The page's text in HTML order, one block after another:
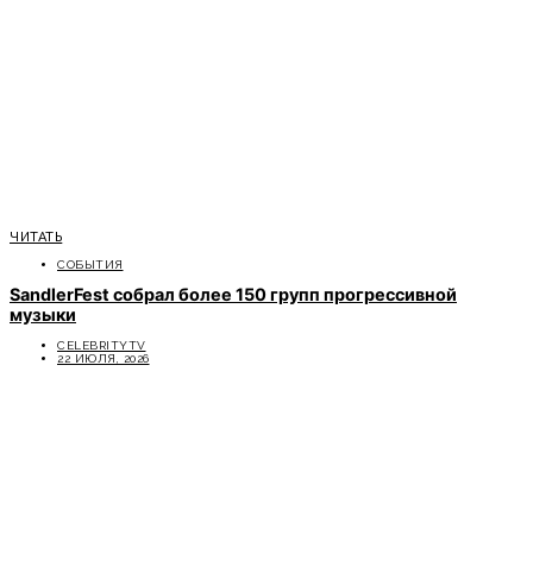
ЧИТАТЬ
СОБЫТИЯ
SandlerFest собрал более 150 групп прогрессивной
музыки
CELEBRITYTV
22 ИЮЛЯ, 2026